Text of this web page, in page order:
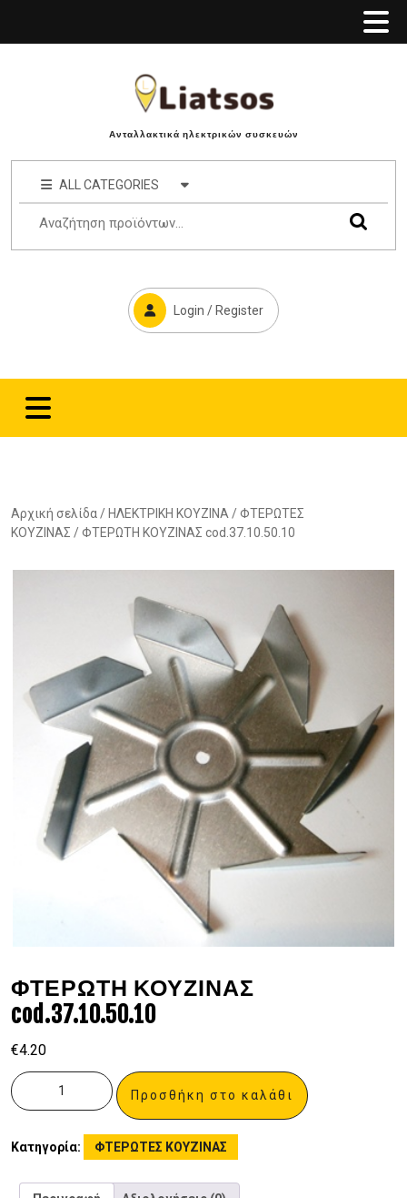
Ανταλλακτικά ηλεκτρικών συσκευών
ALL CATEGORIES
Login / Register
Αρχική σελίδα / ΗΛΕΚΤΡΙΚΗ ΚΟΥΖΙΝΑ /ΦΤΕΡΩΤΕΣ
ΚΟΥΖΙΝΑΣ / ΦΤΕΡΩΤΗ ΚΟΥΖΙΝΑΣ cod.37.10.50.10
ΦΤΕΡΩΤΗ ΚΟΥΖΙΝΑΣ
cod.37.10.50.10
€4.20
Προσθήκη στο καλάθι
Κατηγορία: ΦΤΕΡΩΤΕΣ ΚΟΥΖΙΝΑΣ